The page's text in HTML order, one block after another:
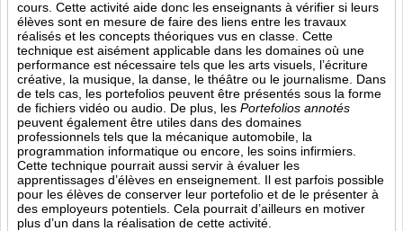
cours. Cette activité aide donc les enseignants à vérifier si leurs
élèves sont en mesure de faire des liens entre les travaux
réalisés et les concepts théoriques vus en classe. Cette
technique est aisément applicable dans les domaines où une
performance est nécessaire tels que les arts visuels, l’écriture
créative, la musique, la danse, le théâtre ou le journalisme. Dans
de tels cas, les portefolios peuvent être présentés sous la forme
de fichiers vidéo ou audio. De plus, les Portefolios annotés
peuvent également être utiles dans des domaines
professionnels tels que la mécanique automobile, la
programmation informatique ou encore, les soins infirmiers.
Cette technique pourrait aussi servir à évaluer les
apprentissages d’élèves en enseignement. Il est parfois possible
pour les élèves de conserver leur portefolio et de le présenter à
des employeurs potentiels. Cela pourrait d’ailleurs en motiver
plus d’un dans la réalisation de cette activité.